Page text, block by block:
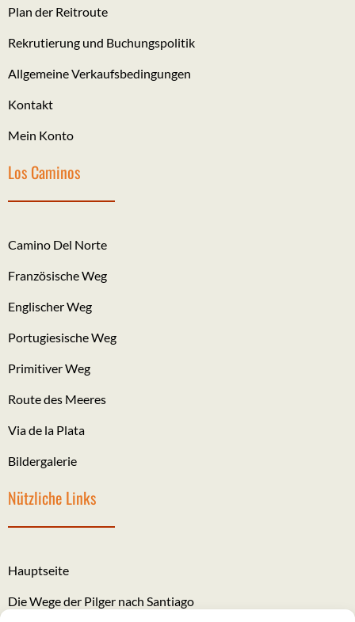
Plan der Reitroute
Rekrutierung und Buchungspolitik
Allgemeine Verkaufsbedingungen
Kontakt
Mein Konto
Los Caminos
Camino Del Norte
Französische Weg
Englischer Weg
Portugiesische Weg
Primitiver Weg
Route des Meeres
Via de la Plata
Bildergalerie
Nützliche Links
Hauptseite
Die Wege der Pilger nach Santiago